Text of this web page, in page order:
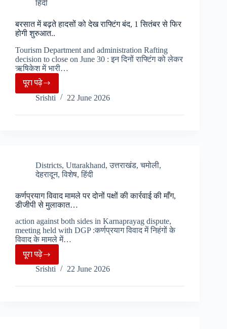
से
अधिक
आवेदन,
देहरादून
में
ज्यादा
अभ्यर्थियों
की
हिंदी
बरसात में बढ़ते हादसों को देख राफ्टिंग बंद, 1 सितंबर से फिर
होगी शुरुआत..
Tourism Department and administration Rafting
decision to close on June 30 : इन दिनों राफ्टिंग को लेकर
ऋषिकेश में भारी…
पूरा पढ़ेबरसात
में
बढ़ते
राफ्टिंग
बंद,
1
सितंबर
फिर
होगी
शुरुआत..
Srishti 22 June 2026
Districts, Uttarakhand,उत्तराखंड,चमोली,
देहरादून,विशेष,हिंदी
कर्णप्रयाग विवाद मामले पर दोनों पक्षों की कार्रवाई की माँग,
डीजीपी से मुलाकात…
action against both sides in Karnaprayag dispute,
meeting held with DGP :कर्णप्रयाग विवाद में निहंगों के
विवाद के मामले में…
पूरा पढ़ेकर्णप्रयाग
विवाद
मामले
Srishti 22 June 2026